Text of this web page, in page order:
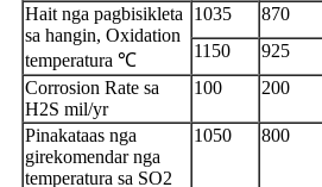
Hait nga pagbisikleta
sa hangin, Oxidation
temperatura ℃
1035 870
1150
925
Corrosion Rate sa
H2S mil/yr
100 200
Pinakataas nga
girekomendar nga
temperatura sa SO2
1050 800